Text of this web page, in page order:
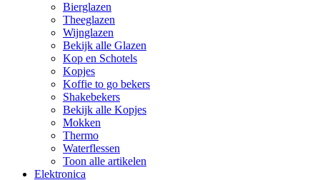
Bierglazen
Theeglazen
Wijnglazen
Bekijk alle Glazen
Kop en Schotels
Kopjes
Koffie to go bekers
Shakebekers
Bekijk alle Kopjes
Mokken
Thermo
Waterflessen
Toon alle artikelen
Elektronica